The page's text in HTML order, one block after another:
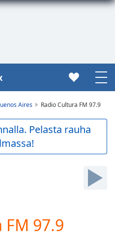
Aires Radio Cultura FM 97.9
Pelasta rauha
FM 97.9